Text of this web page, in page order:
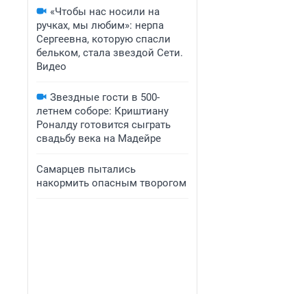
«Чтобы нас носили на
ручках, мы любим»: нерпа
Сергеевна, которую спасли
бельком, стала звездой Сети.
Видео
Звездные гости в 500-
летнем соборе: Криштиану
Роналду готовится сыграть
свадьбу века на Мадейре
Самарцев пытались
накормить опасным творогом